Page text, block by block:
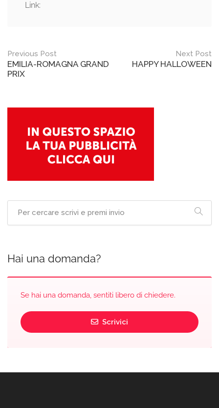
Link:
Post
navigation
Previous Post
EMILIA-ROMAGNA GRAND
PRIX
Next Post
HAPPY HALLOWEEN
Hai una domanda?
Se hai una domanda, sentiti libero di chiedere.
Scrivici